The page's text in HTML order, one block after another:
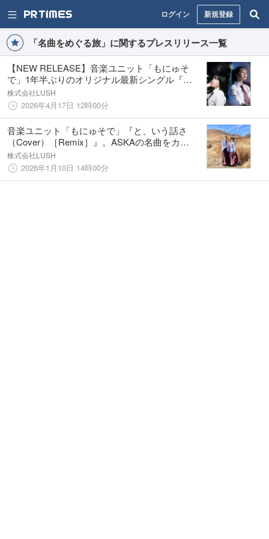
ログイン 新規登録
「名曲をめぐる旅」に関するプレスリリース一覧
【NEW RELEASE】音楽ユニット「もにゅそ
で」1年半ぶりのオリジナル最新シングル『ソ
ラミミ』4月19日(日)配信開始！MVも同日12
時公開決定！
株式会社LUSH
2026年4月17日 12時00分
音楽ユニット「もにゅそで」『と、いう話さ
（Cover）［Remix］』。ASKAの名曲をカバ
ー＆リミックスした新プロジェクト第2弾シン
グル1月13日(火)配信開始！
株式会社LUSH
2026年1月10日 14時00分